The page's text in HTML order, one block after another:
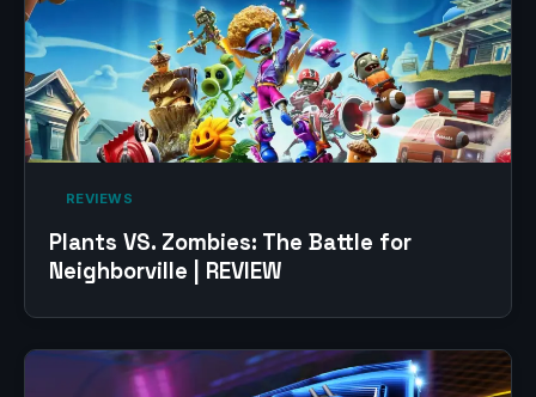
‎ REVIEWS‎
Plants VS. Zombies: The Battle for
Neighborville | REVIEW